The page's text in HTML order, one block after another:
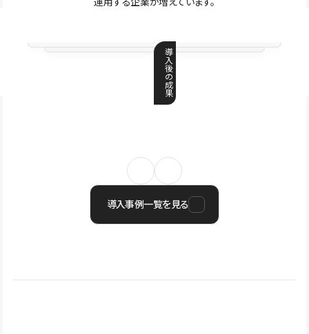
導
入
後
の
成
果
導入事例一覧を見る